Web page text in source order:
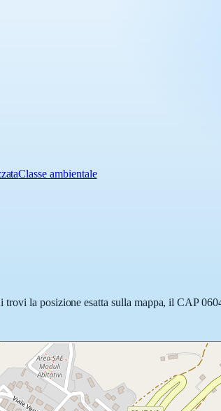
Classe ambientale
la posizione esatta sulla mappa, il CAP